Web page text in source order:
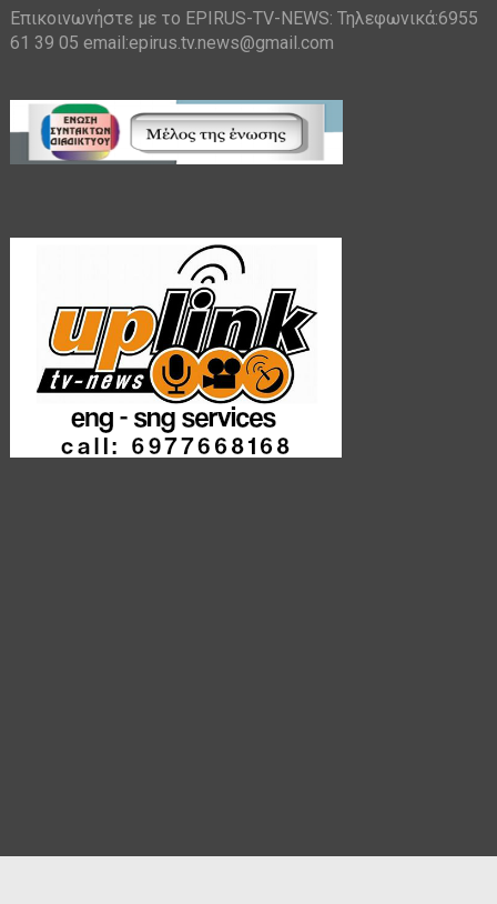
Επικοινωνήστε με το EPIRUS-TV-NEWS: Τηλεφωνικά:6955
61 39 05 email:epirus.tv.news@gmail.com